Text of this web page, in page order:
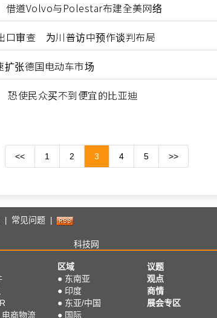
道Volvo与Polestar布建全美网络
口审查 为川普访中预作谈判布局
张德国电动车市场
使民众买不到便宜的比亚迪
<< 1 2 3 4 5 >>
常见问题
科技网
商物流
区域
● 东南亚
● 印度
● 东亚/中国
● 国际
议题
观点
商情
展会专区